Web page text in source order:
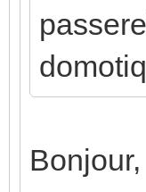
Bonjour,